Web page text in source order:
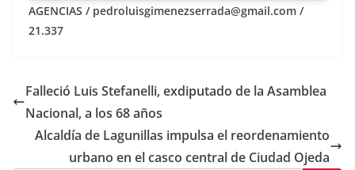
AGENCIAS / pedroluisgimenezserrada@gmail.com /
21.337
Falleció Luis Stefanelli, exdiputado de la Asamblea
Nacional, a los 68 años
Alcaldía de Lagunillas impulsa el reordenamiento
urbano en el casco central de Ciudad Ojeda